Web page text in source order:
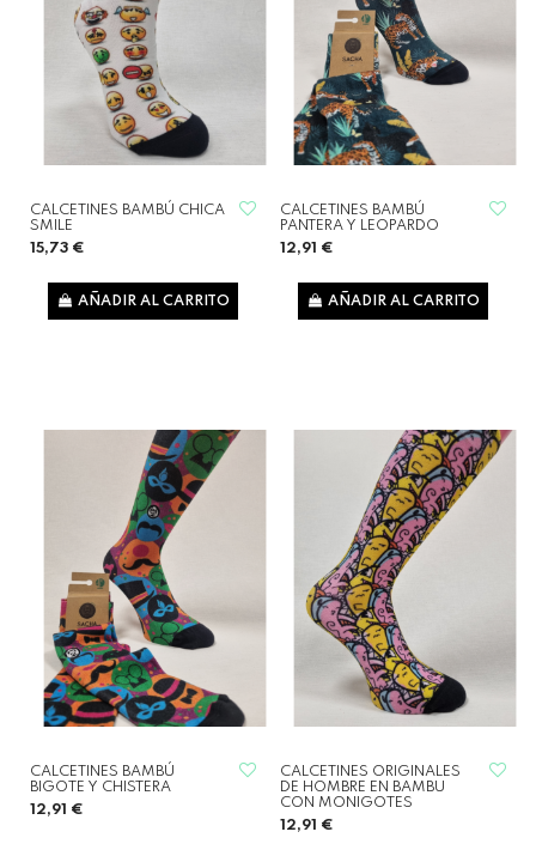
CALCETINES BAMBÚ CHICA
SMILE
15,73 €
AÑADIR AL CARRITO
CALCETINES BAMBÚ
PANTERA Y LEOPARDO
12,91 €
AÑADIR AL CARRITO
CALCETINES BAMBÚ
BIGOTE Y CHISTERA
12,91 €
CALCETINES ORIGINALES
DE HOMBRE EN BAMBU
CON MONIGOTES
12,91 €